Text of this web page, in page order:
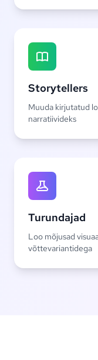
Storytellers
Muuda kirjutatud
narratiivideks
Turundajad
Loo mõjusad
võttevariantidega